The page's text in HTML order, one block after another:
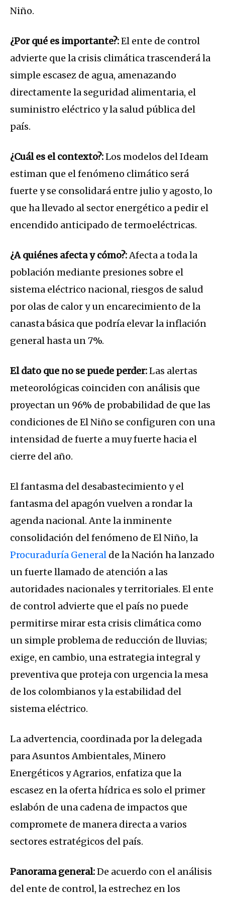
Niño.
¿Por qué es importante?:El ente de control
advierte que la crisis climática trascenderá la
simple escasez de agua, amenazando
directamente la seguridad alimentaria, el
suministro eléctrico y la salud pública del
país.
¿Cuál es el contexto?:Los modelos del Ideam
estiman que el fenómeno climático será
fuerte y se consolidará entre julio y agosto, lo
que ha llevado al sector energético a pedir el
encendido anticipado de termoeléctricas.
¿A quiénes afecta y cómo?:Afecta a toda la
población mediante presiones sobre el
sistema eléctrico nacional, riesgos de salud
por olas de calor y un encarecimiento de la
canasta básica que podría elevar la inflación
general hasta un 7%.
El dato que no se puede perder:Las alertas
meteorológicas coinciden con análisis que
proyectan un 96% de probabilidad de que las
condiciones de El Niño se configuren con una
intensidad de fuerte a muy fuerte hacia el
cierre del año.
El fantasma del desabastecimiento y el
fantasma del apagón vuelven a rondar la
agenda nacional. Ante la inminente
consolidación del fenómeno de El Niño, la
Procuraduría General de la Nación ha lanzado
un fuerte llamado de atención a las
autoridades nacionales y territoriales. El ente
de control advierte que el país no puede
permitirse mirar esta crisis climática como
un simple problema de reducción de lluvias;
exige, en cambio, una estrategia integral y
preventiva que proteja con urgencia la mesa
de los colombianos y la estabilidad del
sistema eléctrico.
La advertencia, coordinada por la delegada
para Asuntos Ambientales, Minero
Energéticos y Agrarios, enfatiza que la
escasez en la oferta hídrica es solo el primer
eslabón de una cadena de impactos que
compromete de manera directa a varios
sectores estratégicos del país.
Panorama general:De acuerdo con el análisis
del ente de control, la estrechez en los